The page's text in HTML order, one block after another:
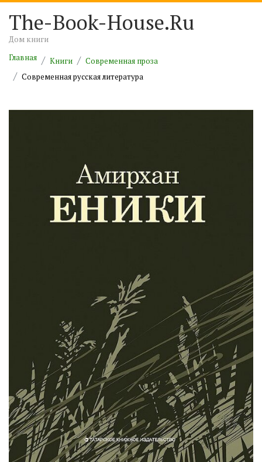
The-Book-House.Ru
Дом книги
Главная
Книги
Современная проза
Современная русская литература